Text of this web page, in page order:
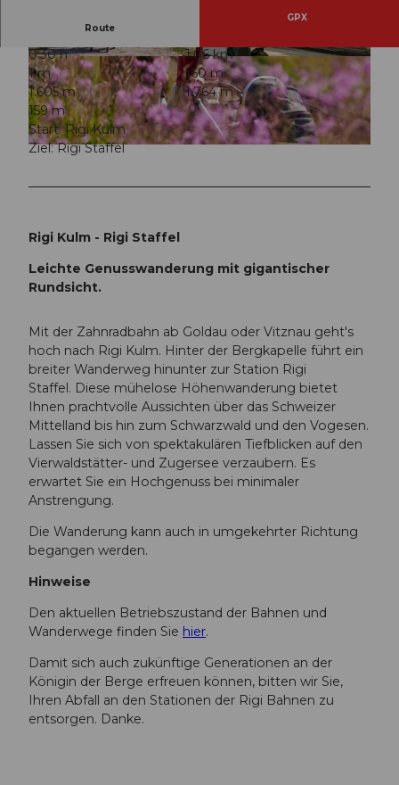
© Wanderblondies, Fabienne Bregenzer & Tina Fischer, Schwyzer Wanderwege
© RIGI BAHNEN AG, Schwyzer Wanderwege © RIGI BAHNEN AG, Schwyzer Wanderwege
Route
GPX
0:30 h
1,06 km
1 m
160 m
1.605 m
1.764 m
159 m
Start: Rigi Kulm
Ziel: Rigi Staffel
Rigi Kulm - Rigi Staffel
Leichte Genusswanderung mit gigantischer
Rundsicht.
Mit der Zahnradbahn ab Goldau oder Vitznau geht's
hoch nach Rigi Kulm. Hinter der Bergkapelle führt ein
breiter Wanderweg hinunter zur Station Rigi
Staffel. Diese mühelose Höhenwanderung bietet
Ihnen prachtvolle Aussichten über das Schweizer
Mittelland bis hin zum Schwarzwald und den Vogesen.
Lassen Sie sich von spektakulären Tiefblicken auf den
Vierwaldstätter- und Zugersee verzaubern. Es
erwartet Sie ein Hochgenuss bei minimaler
Anstrengung.
Die Wanderung kann auch in umgekehrter Richtung
begangen werden.
Hinweise
Den aktuellen Betriebszustand der Bahnen und
Wanderwege finden Sie hier.
Damit sich auch zukünftige Generationen an der
Königin der Berge erfreuen können, bitten wir Sie,
Ihren Abfall an den Stationen der Rigi Bahnen zu
entsorgen. Danke.